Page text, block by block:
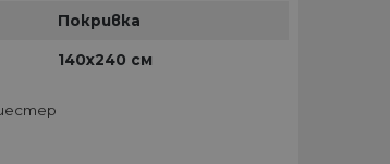
Покривка
140х240 см